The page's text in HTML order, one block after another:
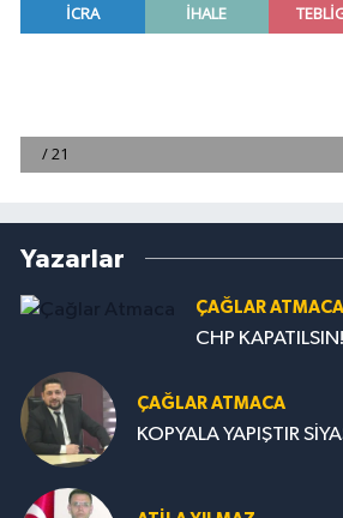
Yazarlar
ÇAĞLAR ATMACA
CHP KAPATILSIN!
ÇAĞLAR ATMACA
KOPYALA YAPIŞTIR